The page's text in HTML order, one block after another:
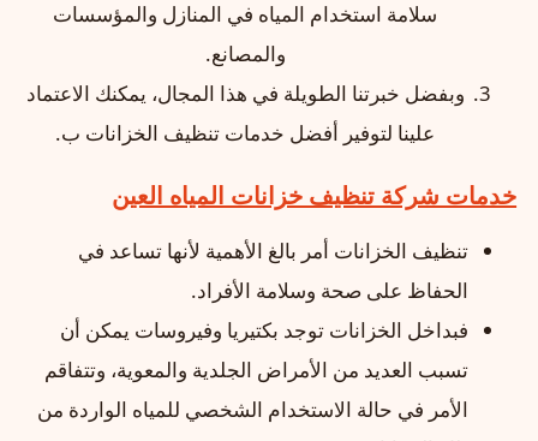
سلامة استخدام المياه في المنازل والمؤسسات
والمصانع.
وبفضل خبرتنا الطويلة في هذا المجال، يمكنك الاعتماد
علينا لتوفير أفضل خدمات تنظيف الخزانات ب.
خدمات شركة تنظيف خزانات المياه العين
تنظيف الخزانات أمر بالغ الأهمية لأنها تساعد في
الحفاظ على صحة وسلامة الأفراد.
فبداخل الخزانات توجد بكتيريا وفيروسات يمكن أن
تسبب العديد من الأمراض الجلدية والمعوية، وتتفاقم
الأمر في حالة الاستخدام الشخصي للمياه الواردة من